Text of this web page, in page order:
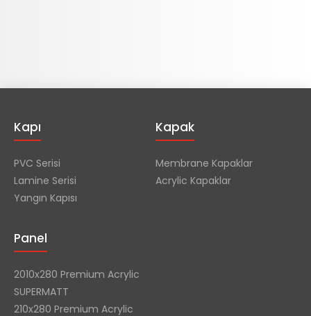
Kapı
PVC Serisi
Lamine Serisi
Yangın Kapısı
Kapak
Membrane Kapaklar
Acrylic Kapaklar
Panel
2010x280 Premium Acrylic
SUPERMATT
210x280 Premium Acrylic